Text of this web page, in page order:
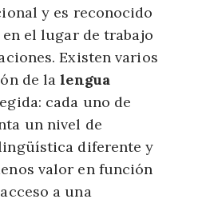
y es reconocido
el lugar de trabajo
Existen varios
de la lengua
cada uno de
un nivel de
diferente y
valor en función
a una